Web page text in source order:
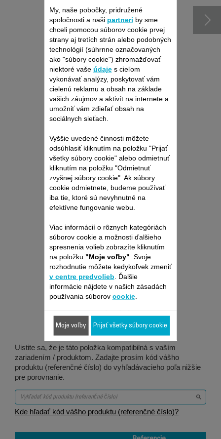
TRANSFORMÁTOR CS-
10001095
Neodmysliteľný pri používaní
K dispozícii na sklade.
11,30 €
Kúpiť
Je vhodné pre 1
produktov
Uistite sa, že je táto položka kompatibilná s vaším
zariadením / produktom. Zadajte prosím kód vášho
produktu (referenčné číslo) do vyhľadávacieho poľa nižšie
pre porovnanie.
Kde hľadať kód vášho produktu (referenčné číslo)?
My, naše pobočky, pridružené
spoločnosti a naši partneri by sme
chceli pomocou súborov cookie prvej
strany aj tretích strán alebo podobných
technológií (súhrnne označovaných
ako "súbory cookie") zhromažďovať
niektoré vaše údajes cieľom
vykonávať analýzy, poskytovať vám
cielenú reklamu a obsah na základe
vašich záujmov a aktivít na internete a
umožniť vám zdieľať obsah na
sociálnych sieťach.
Vyššie uvedené činnosti môžete
odsúhlasiť kliknutím na položku "Prijať
všetky súbory cookie" alebo odmietnuť
kliknutím na položku "Odmietnuť
zvyšnej súbory cookie". Ak súbory
cookie odmietnete, budeme používať
iba tie, ktoré sú nevyhnutné na
efektívne fungovanie webu.
Viac informácií o rôznych kategóriách
súborov cookie a možnosti ďalšieho
spresnenia volieb zobrazíte kliknutím
na položku "Moje voľby" . Svoje
rozhodnutie môžete kedykoľvek zmeniť
v centre predvolieb . Ďalšie
informácie nájdete v našich zásadách
používania súborov cookie.
Moje voľby Prijať všetky súbory cookie